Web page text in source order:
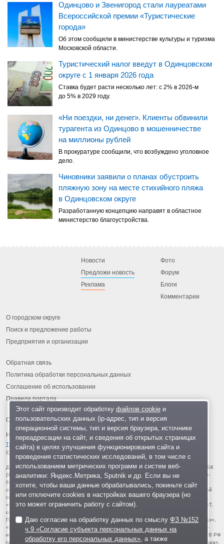
Одинцово и Звенигород стали лауреатами
Всероссийской премии «Туристические
города»
Об этом сообщили в министерстве культуры и туризма
Московской области.
Туристический налог введут в Одинцовском
округе с 1 января 2026 года
Ставка будет расти несколько лет: с 2% в 2026-м
до 5% в 2029 году.
«Ни поездки, ни денег». Клиенты обвинили
турагента из Одинцово в мошенничестве
на миллионы рублей
В прокуратуре сообщили, что возбуждено уголовное
дело.
Чиновники заявили о планах обустроить
пляжную зону на месте стихийного пляжа
в Одинцовском округе
Разработанную концепцию направят в областное
министерство благоустройства.
Новости
Предложи новость
Реклама
Фото
Форум
Блоги
Комментарии
О городском округе
Поиск и предложение работы
Предприятия и организации
Обратная связь
Политика обработки персональных данных
Соглашение об использовании
Правила портала
На информационном ресурсе применяются рекомендательные
технологии
© 2013-2026 «ОИНФО»,
сделано в Одинцово
Для читателей: В России признаны экстремистскими и запрещены организации ФБК
(Фонд борьбы с коррупцией, признан иноагентом), Штабы Навального, «Национал-
большевистская партия», «Свидетели Иеговы», «Армия воли народа», «Русский
общенациональный союз», «Движение против нелегальной иммиграции», «Правый
сектор», УНА-УНСО, УПА, «Тризуб им. Степана Бандеры», «Мизантропик дивижн»,
«Меджлис крымскотатарского народа», движение «Артподготовка», движение ЛГБТ,
общероссийская политическая партия «Воля», АУЕ, батальоны «Азов» и «Айдар».
Признаны террористическими и запрещены: «Движение Талибан», «Имарат Кавказ»,
«Исламское государство» (ИГ, ИГИЛ), Джебхад-ан-Нусра, «АУМ Синрике», «Братья-
мусульмане», «Аль-Каида в странах исламского Магриба», «Сеть», «Колумбайн». В РФ
признана нежелательной деятельность «Открытой России», издания «Проект Медиа».
Этот сайт производит обработку файлов cookieи
пользовательских данных (ip-адрес, тип и версия
операционной системы, тип и версия браузера, источнике
переадресации на сайт, и сведения об открытых страницах
сайта) в целях улучшения функционирования сайта и
проведения статистических исследований, в том числе с
использованием метрических программ и систем веб-
аналитики: Яндекс.Метрика, Sputnik и др. Если вы не
хотите, чтобы ваши данные обрабатывались, покиньте сайт
или отключите cookies в настройках вашего браузера (но
это может ограничить работу с сайтом).
Даю согласие на обработку данных по смыслуФЗ №152
ч.9 «Согласие субъекта персональных данных на
обработку его персональных данных» , а также